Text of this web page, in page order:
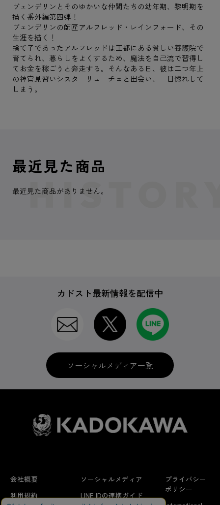
ヴェンデリンとそのゆかいな仲間たちの幼年期、黎明期を
描く番外編第四弾！
ヴェンデリンの師匠アルフレッド・レインフォード、その
生涯を描く！
捨て子であったアルフレッドは王都にある貧しい養護院で
育てられ、暮らしをよくするため、魔法を自己流で習得し
てお金を稼ごうと奔走する。そんなある日、彼は二つ年上
の神官見習いシスターリューチェと出会い、一目惚れして
しまう。
最近見た商品
最近見た商品がありません。
カドスト最新情報を配信中
ソーシャルメディア一覧
会社概要
利用規約
ソーシャルメディア
LINE IDの連携ガイド
プライバシー
ポリシー